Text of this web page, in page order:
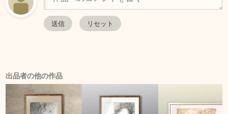
出品者の他の作品